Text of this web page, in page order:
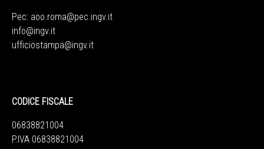
Pec: aoo.roma@pec.ingv.it
info@ingv.it
ufficiostampa@ingv.it
CODICE FISCALE
06838821004
P.IVA 06838821004